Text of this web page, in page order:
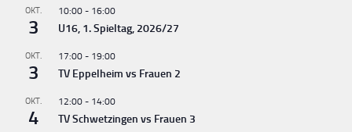
a
i
a
OKT.
3
10:00 - 16:00
U16, 1. Spieltag, 2026/27
OKT.
3
17:00 - 19:00
TV Eppelheim vs Frauen 2
OKT.
4
12:00 - 14:00
TV Schwetzingen vs Frauen 3